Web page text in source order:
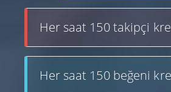
Her saat 150 takipçi
Her saat 150 beğeni